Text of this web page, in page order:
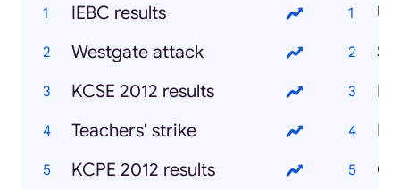
IEBC results
Westgate attack
KCSE 2012 results
Teachers' strike
KCPE 2012 results